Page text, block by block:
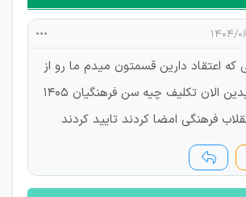
که اعتقاد دارین قسمتون میدم ما رو از
بلاتکلیفی نجات بدین الان تکلیف چیه سن فرهنگیان ۱۴۰۵
فرهنگی امضا کردند تایید کردند